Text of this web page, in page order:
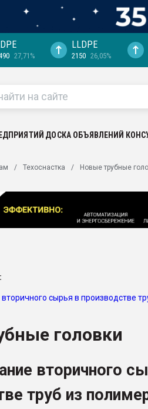
на
27,71%
LLDPE
2150 26,05%
ДОСКА ОБЪЯВЛЕНИЙ
Техоснастка Новые трубные
сырья в производстве
головки
вторичного
труб из